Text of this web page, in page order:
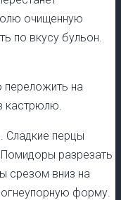
очищенную
по вкусу бульон.
на
кастрюлю.
Сладкие перцы
разрезать
срезом вниз на
форму.